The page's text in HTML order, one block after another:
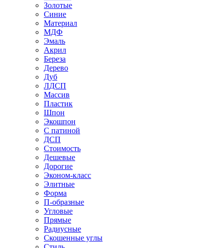
Золотые
Синие
Материал
МДФ
Эмаль
Акрил
Береза
Дерево
Дуб
ЛДСП
Массив
Пластик
Шпон
Экошпон
С патиной
ДСП
Стоимость
Дешевые
Дорогие
Эконом-класс
Элитные
Форма
П-образные
Угловые
Прямые
Радиусные
Скошенные углы